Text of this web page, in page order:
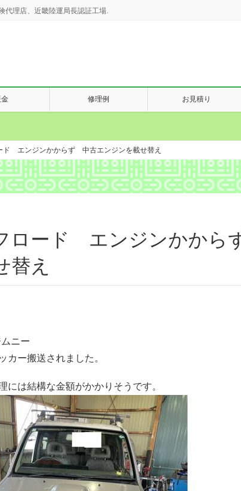
代理店、近畿陸運局長認証工場.
修理例 お見積り
エンジンかからず 中古エンジンを載せ替え
ロード エンジンかから
替え
ニー
カー搬送されました。
には結構な金額がかかりそうです。